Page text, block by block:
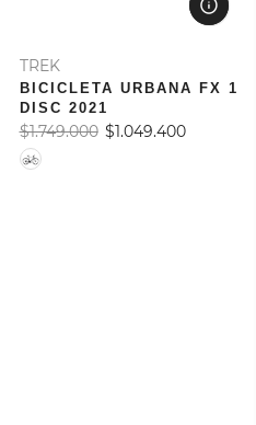
TREK
BICICLETA URBANA FX 1
DISC 2021
$1.749.000 $1.049.400